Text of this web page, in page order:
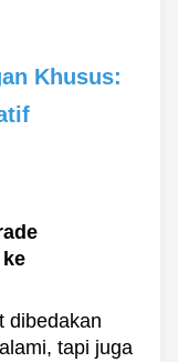
Khusus:
dibedakan
tapi juga